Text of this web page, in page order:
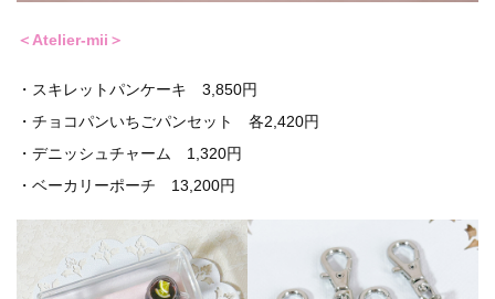
＜Atelier-mii＞
・スキレットパンケーキ 3,850円
・チョコパンいちごパンセット 各2,420円
・デニッシュチャーム 1,320円
・ベーカリーポーチ 13,200円